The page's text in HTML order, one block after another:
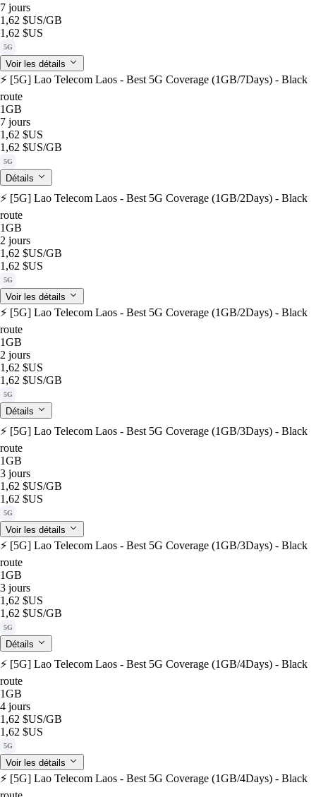
7 jours
1,62 $US/GB
1,62 $US
5G
Voir les détails
⚡️ [5G] Lao Telecom Laos - Best 5G Coverage (1GB/7Days) - Black
route
1GB
7 jours
1,62 $US
1,62 $US/GB
5G
Détails
⚡️ [5G] Lao Telecom Laos - Best 5G Coverage (1GB/2Days) - Black
route
1GB
2 jours
1,62 $US/GB
1,62 $US
5G
Voir les détails
⚡️ [5G] Lao Telecom Laos - Best 5G Coverage (1GB/2Days) - Black
route
1GB
2 jours
1,62 $US
1,62 $US/GB
5G
Détails
⚡️ [5G] Lao Telecom Laos - Best 5G Coverage (1GB/3Days) - Black
route
1GB
3 jours
1,62 $US/GB
1,62 $US
5G
Voir les détails
⚡️ [5G] Lao Telecom Laos - Best 5G Coverage (1GB/3Days) - Black
route
1GB
3 jours
1,62 $US
1,62 $US/GB
5G
Détails
⚡️ [5G] Lao Telecom Laos - Best 5G Coverage (1GB/4Days) - Black
route
1GB
4 jours
1,62 $US/GB
1,62 $US
5G
Voir les détails
⚡️ [5G] Lao Telecom Laos - Best 5G Coverage (1GB/4Days) - Black